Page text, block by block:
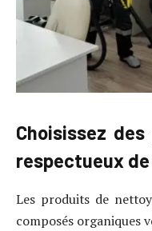
Choisissez
respectueux de
Les produits de
composés organiques